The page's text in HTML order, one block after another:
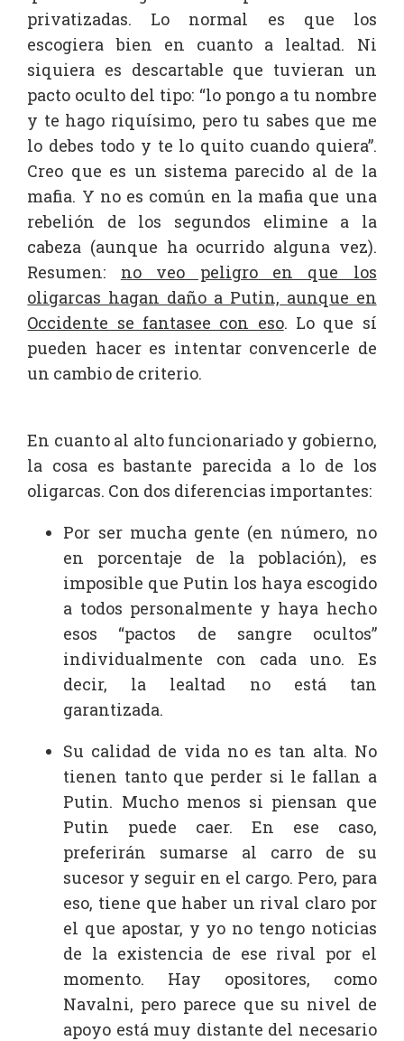
privatizadas. Lo normal es que los
escogiera bien en cuanto a lealtad. Ni
siquiera es descartable que tuvieran un
pacto oculto del tipo: “lo pongo a tu nombre
y te hago riquísimo, pero tu sabes que me
lo debes todo y te lo quito cuando quiera”.
Creo que es un sistema parecido al de la
mafia. Y no es común en la mafia que una
rebelión de los segundos elimine a la
cabeza (aunque ha ocurrido alguna vez).
Resumen: no veo peligro en que los
oligarcas hagan daño a Putin, aunque en
Occidente se fantasee con eso. Lo que sí
pueden hacer es intentar convencerle de
un cambio de criterio.
En cuanto al alto funcionariado y gobierno,
la cosa es bastante parecida a lo de los
oligarcas. Con dos diferencias importantes:
Por ser mucha gente (en número, no
en porcentaje de la población), es
imposible que Putin los haya escogido
a todos personalmente y haya hecho
esos “pactos de sangre ocultos”
individualmente con cada uno. Es
decir, la lealtad no está tan
garantizada.
Su calidad de vida no es tan alta. No
tienen tanto que perder si le fallan a
Putin. Mucho menos si piensan que
Putin puede caer. En ese caso,
preferirán sumarse al carro de su
sucesor y seguir en el cargo. Pero, para
eso, tiene que haber un rival claro por
el que apostar, y yo no tengo noticias
de la existencia de ese rival por el
momento. Hay opositores, como
Navalni, pero parece que su nivel de
apoyo está muy distante del necesario